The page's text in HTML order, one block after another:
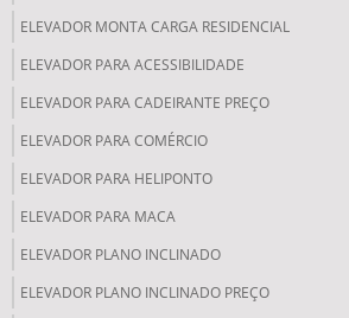
ELEVADOR MONTA CARGA RESIDENCIAL
ELEVADOR PARA ACESSIBILIDADE
ELEVADOR PARA CADEIRANTE PREÇO
ELEVADOR PARA COMÉRCIO
ELEVADOR PARA HELIPONTO
ELEVADOR PARA MACA
ELEVADOR PLANO INCLINADO
ELEVADOR PLANO INCLINADO PREÇO